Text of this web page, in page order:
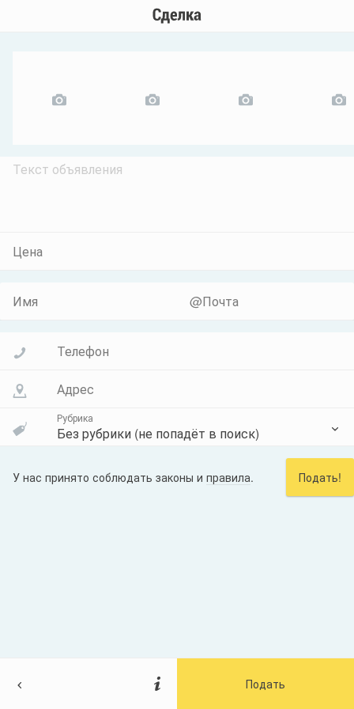
Цена
Имя @Почта
Телефон
Адрес
Без рубрики (не попадёт в поиск)
Рубрика
У нас принято соблюдать законы и правила. Подать!
Подать